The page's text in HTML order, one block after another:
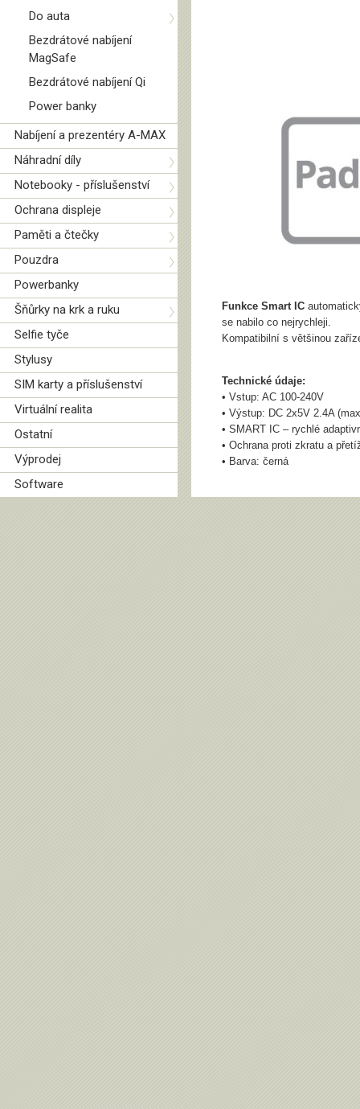
Do auta
Bezdrátové nabíjení
MagSafe
Bezdrátové nabíjení Qi
Power banky
Nabíjení a prezentéry A-MAX
Náhradní díly
Notebooky - příslušenství
Ochrana displeje
Paměti a čtečky
Pouzdra
Powerbanky
Šňůrky na krk a ruku
Selfie tyče
Stylusy
SIM karty a příslušenství
Virtuální realita
Ostatní
Výprodej
Software
Funkce Smart IC
se nabilo co nejrychleji.
Kompatibilní s většinou
Technické údaje:
• Vstup: AC 100-240V
• Výstup: DC 2x5V 2.4A
• SMART IC – rychlé
• Ochrana proti zkratu a
• Barva: černá